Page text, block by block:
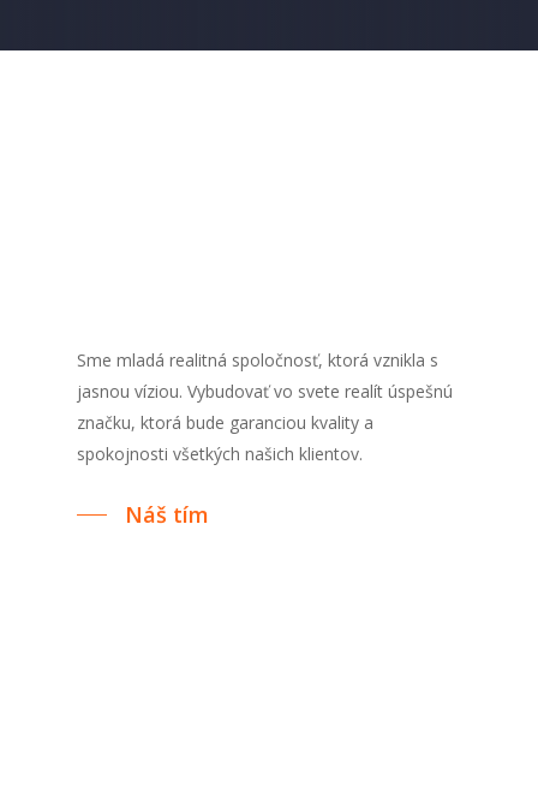
Sme mladá realitná spoločnosť, ktorá vznikla s
jasnou víziou. Vybudovať vo svete realít úspešnú
značku, ktorá bude garanciou kvality a
spokojnosti všetkých našich klientov.
Náš tím